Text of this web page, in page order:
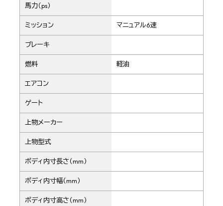
馬力（ps）
ミッション マニュアル6速
ブレーキ
燃料 軽油
エアコン
ゲート
上物メーカー
上物型式
ボディ内寸長さ（mm）
ボディ内寸幅（mm）
ボディ内寸高さ（mm）